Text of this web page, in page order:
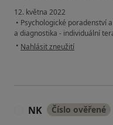
12. května 2022
• Psychologické poradenství
a diagnostika - individuální
• podle názoru uživatele Z. K.
Nahlásit zneužití
NK Číslo ověřené